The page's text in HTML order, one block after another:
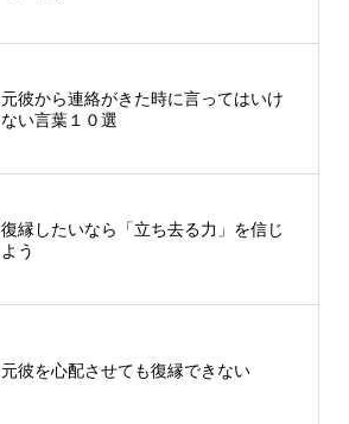
元彼から連絡がきた時に言ってはいけ
ない言葉１０選
復縁したいなら「立ち去る力」を信じ
よう
元彼を心配させても復縁できない